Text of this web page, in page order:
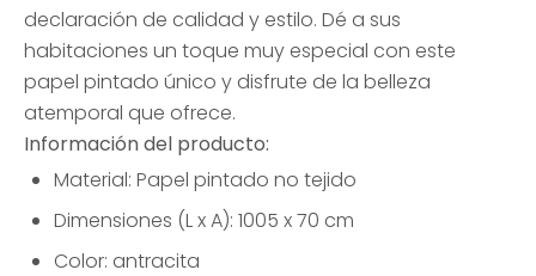
declaración de calidad y estilo. Dé a sus
habitaciones un toque muy especial con este
papel pintado único y disfrute de la belleza
atemporal que ofrece.
Información del producto:
Material: Papel pintado no tejido
Dimensiones (L x A): 1005 x 70 cm
Color: antracita